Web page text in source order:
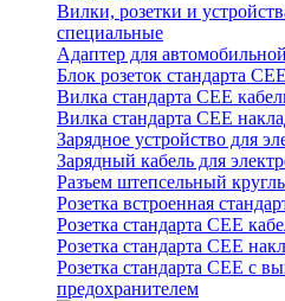
Вилки, розетки и
специальные
Адаптер для
Блок розеток стандарта CEE
Вилка стандарта CEE
Вилка стандарта CEE
Зарядное устройство для
Зарядный кабель для
Разъем штепсельный
Розетка встроенная
Розетка стандарта СЕЕ
Розетка стандарта СЕЕ
Розетка стандарта СЕЕ с
предохранителем